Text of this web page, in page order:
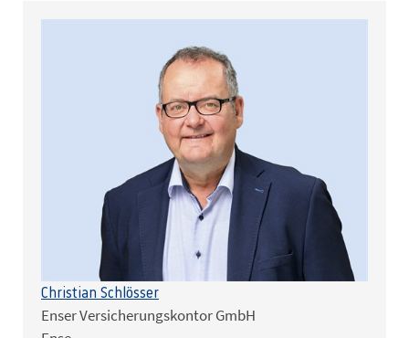
Christian Schlösser
Enser Versicherungskontor GmbH